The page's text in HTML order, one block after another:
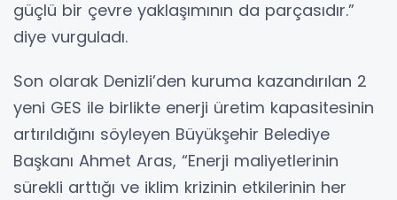
güçlü bir çevre yaklaşımının da parçasıdır.”
diye vurguladı.
Son olarak Denizli’den kuruma kazandırılan 2
yeni GES ile birlikte enerji üretim kapasitesinin
artırıldığını söyleyen Büyükşehir Belediye
Başkanı Ahmet Aras, “Enerji maliyetlerinin
sürekli arttığı ve iklim krizinin etkilerinin her